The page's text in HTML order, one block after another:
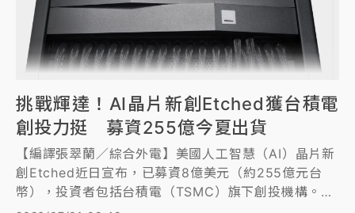
挑戰輝達！AI晶片新創Etched獲台積電
創投力挺 募資255億今夏出貨
【編譯張翠蘭／綜合外電】美國人工智慧（AI）晶片新
創Etched近日宣布，已募資8億美元（約255億元台
幣），投資者包括台積電（TSMC）旗下創投機構。這